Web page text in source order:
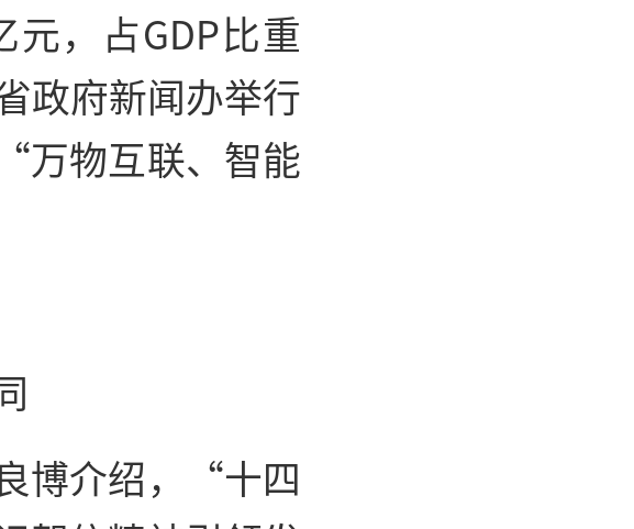
，占GDP比重
政府新闻办举行
万物互联、智能
博介绍，“十四